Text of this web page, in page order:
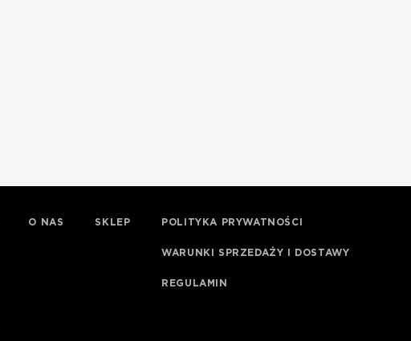
O NAS SKLEP POLITYKA PRYWATNOŚCI
WARUNKI SPRZEDAŻY I DOSTAWY
REGULAMIN